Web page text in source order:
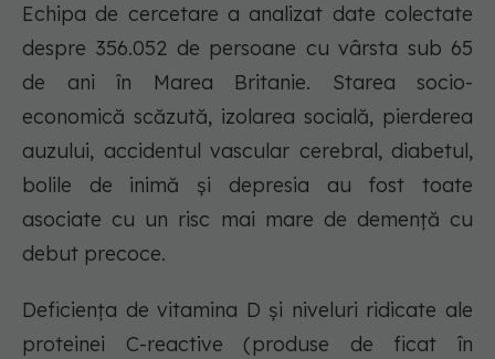
Echipa de cercetare a analizat date colectate
despre 356.052 de persoane cu vârsta sub 65
de ani în Marea Britanie. Starea socio-
economică scăzută, izolarea socială, pierderea
auzului, accidentul vascular cerebral, diabetul,
bolile de inimă și depresia au fost toate
asociate cu un risc mai mare de demență cu
debut precoce.
Deficiența de vitamina D și niveluri ridicate ale
proteinei C-reactive (produse de ficat în